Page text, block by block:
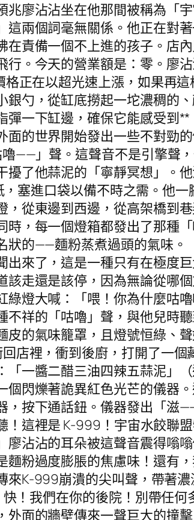
兆廖沾沾坐在他那間被稱為「
兩個詞毫無關係。他正在對
在責備一個不上進的孩子。店
。今天的營業額是：零。廖
正在以超光速上漲，如果再
勺，從缸底撈起一坨濃稠的
一下缸邊，確保它能感受到
的世界開始發出一些不對勁
——」聲。這聲音不是引擎聲
了他蒜泥的「寧靜冥想」。
塞進口袋以備不時之需。他
，從東邊到西邊，從高架橋到
，每一個燈箱都發出了那種
狀的——麵粉蒸煮過頭的氣味
來了，這是一種只有在極度
走還是該停，因為無論從哪
燈大喊：「喂！你為什麼咕
祥的「咕嚕」聲，與他兒時
的氣味籠罩，且燈號恒綠、
店裡，衝到後廚，打開了一
一醬二醋三油四辣五蒜泥」
閃爍著詭異紅色光芒的儀器
，按下通話鈕。儀器發出「滋
這裡是 K-999！宇宙水餃聯
沾沾的耳朵被這聲音震得嗡
粉過度膨脹的焦慮味！還有
來K-999崩潰的尖叫聲，帶著
！我們在你的後院！別帶任
面的牆壁傳來一聲巨大的撞